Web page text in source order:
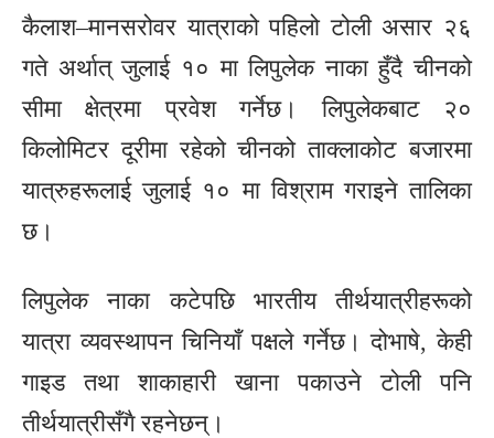
कैलाश–मानसरोवर यात्राको पहिलो टोली असार २६
गते अर्थात् जुलाई १० मा लिपुलेक नाका हुँदै चीनको
सीमा क्षेत्रमा प्रवेश गर्नेछ। लिपुलेकबाट २०
किलोमिटर दूरीमा रहेको चीनको ताक्लाकोट बजारमा
यात्रुहरूलाई जुलाई १० मा विश्राम गराइने तालिका
छ।
लिपुलेक नाका कटेपछि भारतीय तीर्थयात्रीहरूको
यात्रा व्यवस्थापन चिनियाँ पक्षले गर्नेछ। दोभाषे, केही
गाइड तथा शाकाहारी खाना पकाउने टोली पनि
तीर्थयात्रीसँगै रहनेछन्।